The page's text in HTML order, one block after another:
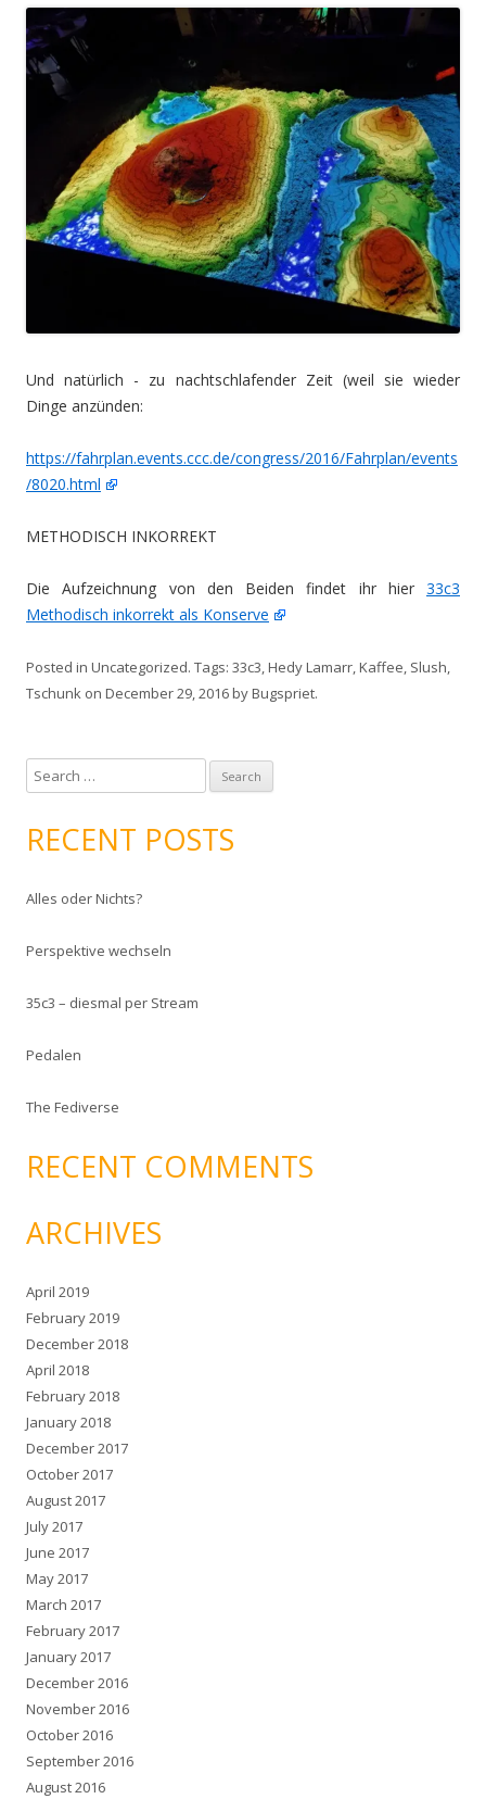
Und natürlich - zu nachtschlafender Zeit (weil sie wieder
Dinge anzünden:
https://fahrplan.events.ccc.de/congress/2016/Fahrplan/events
/8020.html
METHODISCH INKORREKT
Die Aufzeichnung von den Beiden findet ihr hier 33c3
Methodisch inkorrekt als Konserve
Posted in Uncategorized. Tags: 33c3,Hedy Lamarr,Kaffee, Slush,
Tschunk on December 29, 2016byBugspriet.
e
r
h
o
:
RECENT POSTS
Alles oder Nichts?
Perspektive wechseln
35c3 – diesmal per Stream
Pedalen
The Fediverse
RECENT COMMENTS
ARCHIVES
April 2019
February 2019
December 2018
April 2018
February 2018
January 2018
December 2017
October 2017
August 2017
July 2017
June 2017
May 2017
March 2017
February 2017
January 2017
December 2016
November 2016
October 2016
September 2016
August 2016